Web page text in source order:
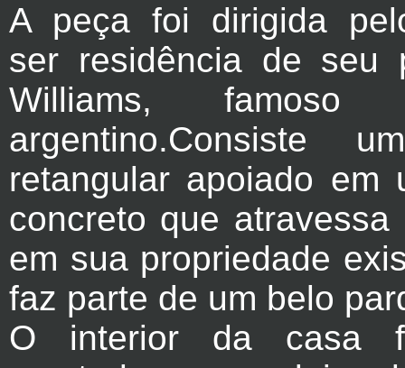
A peça foi dirigida
ser residência de seu
Williams, famoso
argentino.Consiste
retangular apoiado em
concreto que atravessa
em sua propriedade
faz parte de um belo
O interior da casa